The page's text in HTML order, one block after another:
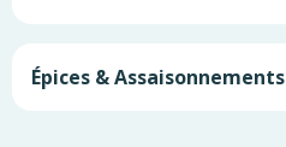
Épices & Assaisonnements